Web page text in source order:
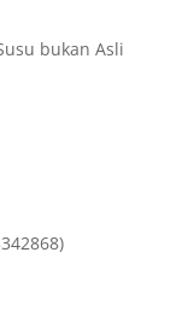
bukan Asli